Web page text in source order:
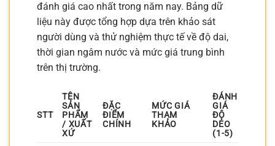
đánh giá cao nhất trong năm nay. Bảng dữ
liệu này được tổng hợp dựa trên khảo sát
người dùng và thử nghiệm thực tế về độ dai,
thời gian ngâm nước và mức giá trung bình
trên thị trường.
STT
TÊN
SẢN
PHẨM
/ XUẤT
XỨ
ĐẶC
ĐIỂM
CHÍNH
MỨC GIÁ
THAM
KHẢO
ĐÁNH
GIÁ
ĐỘ
DẺO
(1-5)